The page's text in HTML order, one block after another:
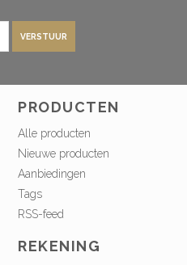
VERSTUUR
PRODUCTEN
Alle producten
Nieuwe producten
Aanbiedingen
Tags
RSS-feed
REKENING